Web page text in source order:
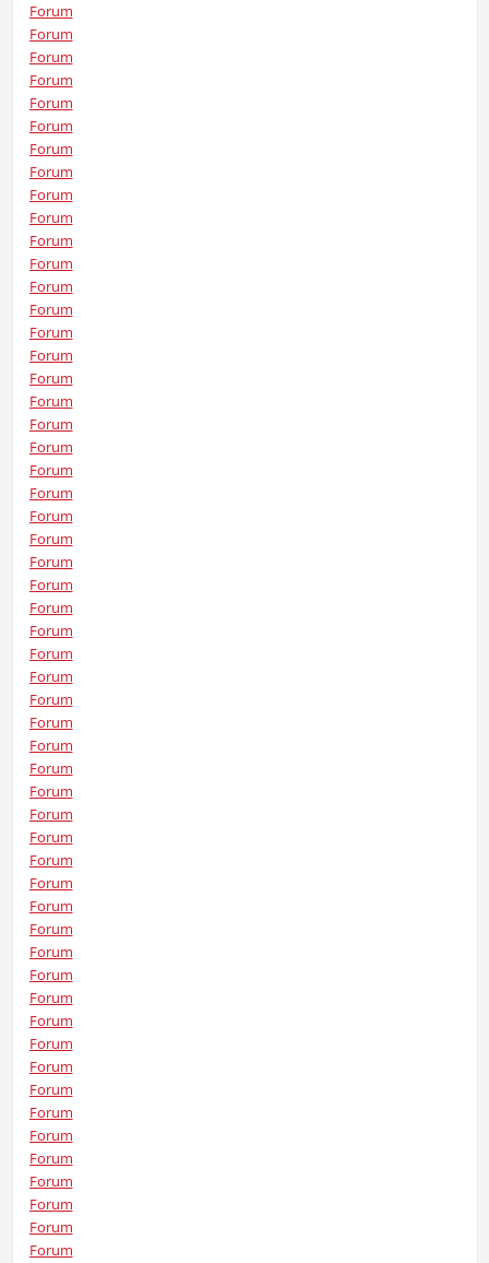
Forum
Forum
Forum
Forum
Forum
Forum
Forum
Forum
Forum
Forum
Forum
Forum
Forum
Forum
Forum
Forum
Forum
Forum
Forum
Forum
Forum
Forum
Forum
Forum
Forum
Forum
Forum
Forum
Forum
Forum
Forum
Forum
Forum
Forum
Forum
Forum
Forum
Forum
Forum
Forum
Forum
Forum
Forum
Forum
Forum
Forum
Forum
Forum
Forum
Forum
Forum
Forum
Forum
Forum
Forum